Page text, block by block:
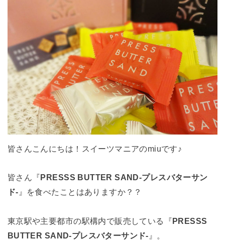
皆さんこんにちは！スイーツマニアのmiuです♪
皆さん『 PRESSS BUTTER SAND-プレスバターサン
ド- 』を食べたことはありますか？？
東京駅や主要都市の駅構内で販売している『PRESSS
BUTTER SAND-プレスバターサンド- 』。